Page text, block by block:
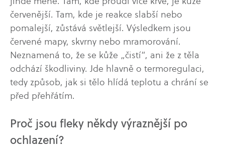
červenější. Tam, kde je reakce slabší nebo
pomalejší, zůstává světlejší. Výsledkem jsou
červené mapy, skvrny nebo mramorování.
Neznamená to, že se kůže „čistí“, ani že z těla
odchází škodliviny. Jde hlavně o termoregulaci,
tedy způsob, jak si tělo hlídá teplotu a chrání se
před přehřátím.
Proč jsou fleky někdy výraznější po
ochlazení?